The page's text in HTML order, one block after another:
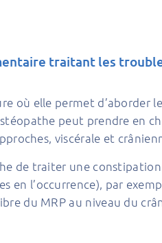
traitant les
où elle permet d’aborder
peut prendre en
viscérale et
de traiter une
l’occurrence), par
du MRP au niveau du